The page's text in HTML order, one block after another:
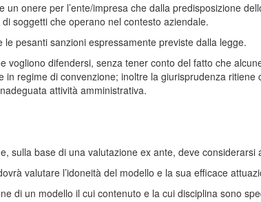
onere per l’ente/impresa che dalla predisposizione
soggetti che operano nel contesto aziendale.
pesanti sanzioni espressamente previste dalla legge.
difendersi, senza tener conto del fatto che
regime di convenzione; inoltre la giurisprudenza
attività amministrativa.
base di una valutazione ex ante, deve
valutare l’idoneità del modello e la sua efficace
di un modello il cui contenuto e la cui disciplina sono